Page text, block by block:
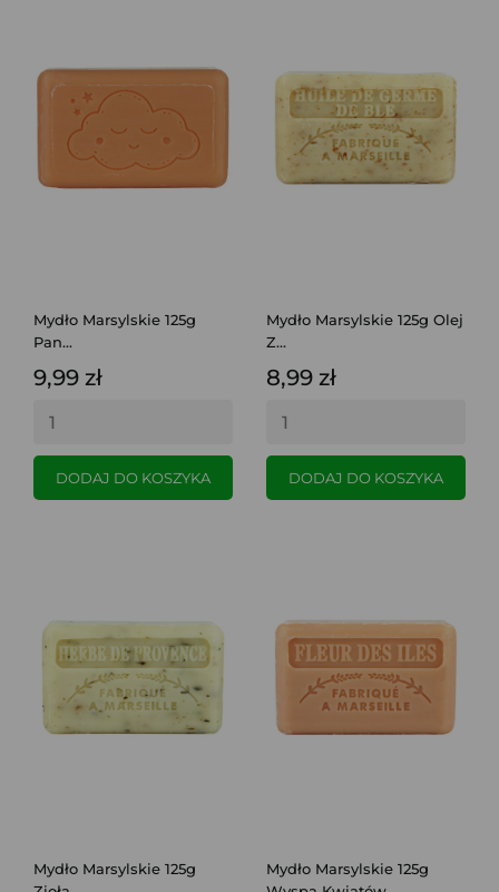
Mydło Marsylskie 125g
Pan...
9,99 zł
DODAJ DO KOSZYKA
Mydło Marsylskie 125g Olej
Z...
8,99 zł
DODAJ DO KOSZYKA
Mydło Marsylskie 125g
Mydło Marsylskie 125g